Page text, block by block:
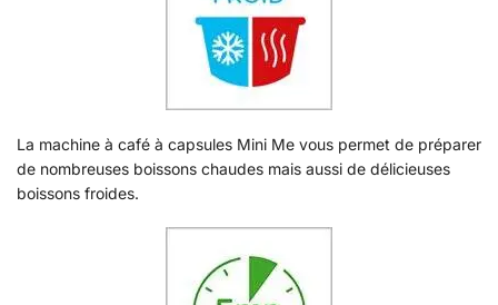
La machine à café à capsules Mini Me vous permet de préparer
de nombreuses boissons chaudes mais aussi de délicieuses
boissons froides.